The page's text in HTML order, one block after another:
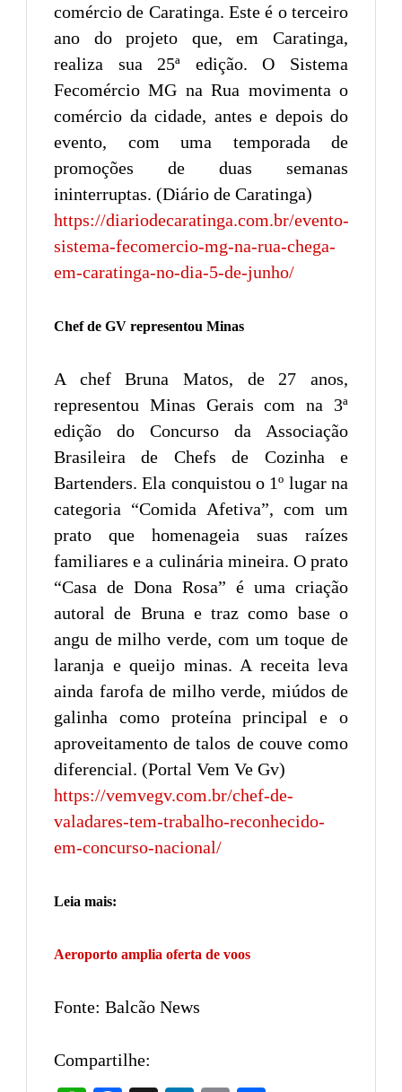
comércio de Caratinga. Este é o terceiro
ano do projeto que, em Caratinga,
realiza sua 25ª edição. O Sistema
Fecomércio MG na Rua movimenta o
comércio da cidade, antes e depois do
evento, com uma temporada de
promoções de duas semanas
ininterruptas. (Diário de Caratinga)
https://diariodecaratinga.com.br/evento-
sistema-fecomercio-mg-na-rua-chega-
em-caratinga-no-dia-5-de-junho/
Chef de GV representou Minas
A chef Bruna Matos, de 27 anos,
representou Minas Gerais com na 3ª
edição do Concurso da Associação
Brasileira de Chefs de Cozinha e
Bartenders. Ela conquistou o 1º lugar na
categoria “Comida Afetiva”, com um
prato que homenageia suas raízes
familiares e a culinária mineira. O prato
“Casa de Dona Rosa” é uma criação
autoral de Bruna e traz como base o
angu de milho verde, com um toque de
laranja e queijo minas. A receita leva
ainda farofa de milho verde, miúdos de
galinha como proteína principal e o
aproveitamento de talos de couve como
diferencial. (Portal Vem Ve Gv)
https://vemvegv.com.br/chef-de-
valadares-tem-trabalho-reconhecido-
em-concurso-nacional/
Leia mais:
Aeroporto amplia oferta de voos
Fonte: Balcão News
Compartilhe: